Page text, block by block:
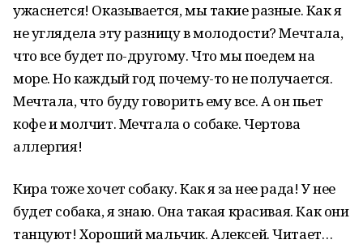
ужаснется! Оказывается, мы такие разные. Как я
не углядела эту разницу в молодости? Мечтала,
что все будет по-другому. Что мы поедем на
море. Но каждый год почему-то не получается.
Мечтала, что буду говорить ему все. А он пьет
кофе и молчит. Мечтала о собаке. Чертова
аллергия!
Кира тоже хочет собаку. Как я за нее рада! У нее
будет собака, я знаю. Она такая красивая. Как они
танцуют! Хороший мальчик. Алексей. Читает…